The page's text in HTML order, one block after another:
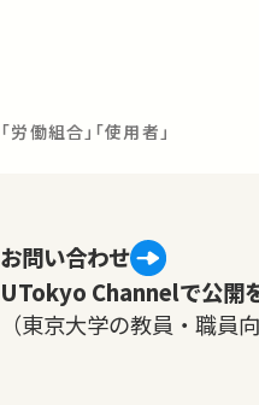
働組合」「使用者」
お問い合わせ
UTokyo Channelで公開
（東京大学の教員・職員向